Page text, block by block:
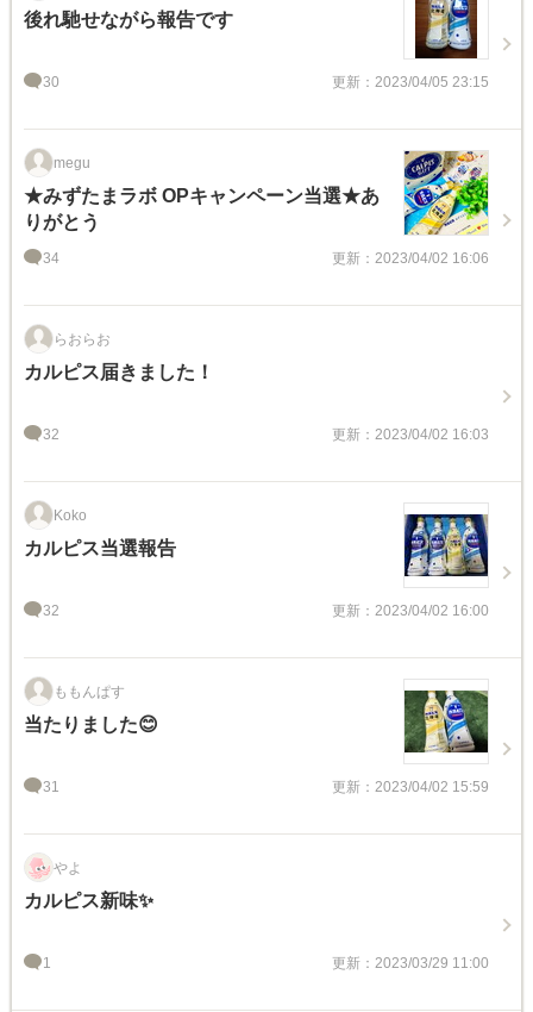
後れ馳せながら報告です
30 更新：2023/04/05 23:15
megu
★みずたまラボ OPキャンペーン当選★あ
りがとう
34 更新：2023/04/02 16:06
らおらお
カルピス届きました！
32 更新：2023/04/02 16:03
Koko
カルピス当選報告
32 更新：2023/04/02 16:00
ももんぱす
当たりました😊
31 更新：2023/04/02 15:59
やよ
カルピス新味✨️
1 更新：2023/03/29 11:00